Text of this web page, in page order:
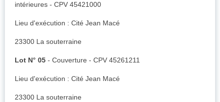
intérieures - CPV 45421000
Lieu d'exécution : Cité Jean Macé
23300 La souterraine
Lot N° 05 - Couverture - CPV 45261211
Lieu d'exécution : Cité Jean Macé
23300 La souterraine